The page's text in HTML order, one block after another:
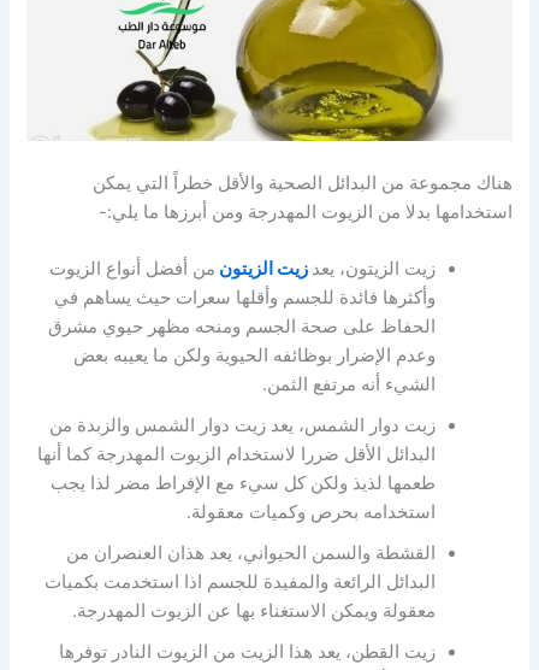
هناك مجموعة من البدائل الصحية والأقل خطراً التي يمكن
استخدامها بدلا من الزيوت المهدرجة ومن أبرزها ما يلي:-
زيت الزيتون، يعد زيت الزيتون من أفضل أنواع الزيوت
وأكثرها فائدة للجسم وأقلها سعرات حيث يساهم في
الحفاظ على صحة الجسم ومنحه مظهر حيوي مشرق
وعدم الإضرار بوظائفه الحيوية ولكن ما يعيبه بعض
الشيء أنه مرتفع الثمن.
زيت دوار الشمس، يعد زيت دوار الشمس والزبدة من
البدائل الأقل ضررا لاستخدام الزيوت المهدرجة كما أنها
طعمها لذيذ ولكن كل سيء مع الإفراط مضر لذا يجب
استخدامه بحرص وكميات معقولة.
القشطة والسمن الحيواني، يعد هذان العنصران من
البدائل الرائعة والمفيدة للجسم اذا استخدمت بكميات
معقولة ويمكن الاستغناء بها عن الزيوت المهدرجة.
زيت القطن، يعد هذا الزيت من الزيوت النادر توفرها